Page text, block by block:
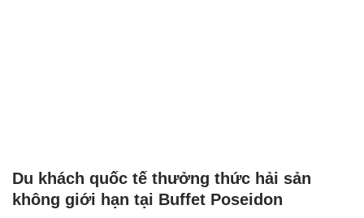
Du khách quốc tế thưởng thức hải sản
không giới hạn tại Buffet Poseidon